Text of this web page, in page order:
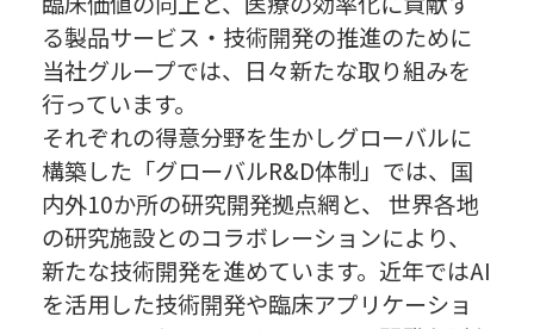
る製品サービス・技術開発の推進のために
当社グループでは、日々新たな取り組みを
行っています。
それぞれの得意分野を生かしグローバルに
構築した「グローバルR&D体制」では、国
内外10か所の研究開発拠点網と、 世界各地
の研究施設とのコラボレーションにより、
新たな技術開発を進めています。近年ではAI
を活用した技術開発や臨床アプリケーショ